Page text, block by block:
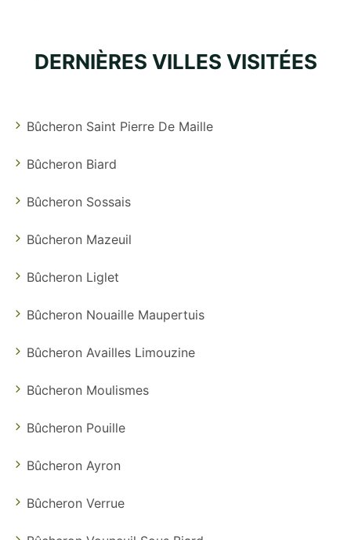
DERNIÈRES VILLES VISITÉES
Bûcheron Saint Pierre De Maille
Bûcheron Biard
Bûcheron Sossais
Bûcheron Mazeuil
Bûcheron Liglet
Bûcheron Nouaille Maupertuis
Bûcheron Availles Limouzine
Bûcheron Moulismes
Bûcheron Pouille
Bûcheron Ayron
Bûcheron Verrue